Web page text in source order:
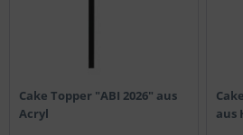
Cake Topper "ABI 2026" aus
Acryl
aus